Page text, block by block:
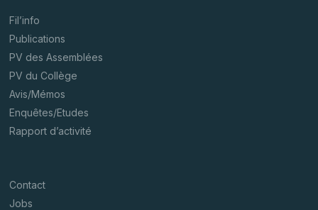
Fil’info
Publications
PV des Assemblées
PV du Collège
Avis/Mémos
Enquêtes/Etudes
Rapport d’activité
Contact
Jobs